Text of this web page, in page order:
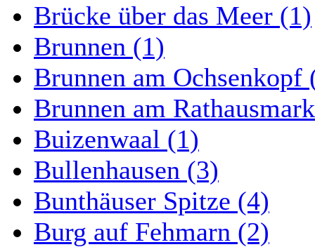
Brücke über das Meer (1)
Brunnen (1)
Brunnen am Ochsenkopf
Brunnen am
Buizenwaal (1)
Bullenhausen (3)
Bunthäuser Spitze (4)
Burg auf Fehmarn (2)